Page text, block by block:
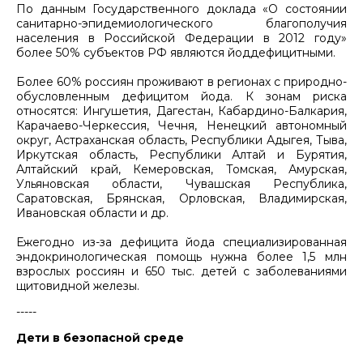
По данным Государственного доклада «О состоянии
санитарно-эпидемиологического благополучия
населения в Российской Федерации в 2012 году»
более 50% субъектов РФ являются йоддефицитными.
Более 60% россиян проживают в регионах с природно-
обусловленным дефицитом йода. К зонам риска
относятся: Ингушетия, Дагестан, Кабардино-Балкария,
Карачаево-Черкессия, Чечня, Ненецкий автономный
округ, Астраханская область, Республики Адыгея, Тыва,
Иркутская область, Республики Алтай и Бурятия,
Алтайский край, Кемеровская, Томская, Амурская,
Ульяновская области, Чувашская Республика,
Саратовская, Брянская, Орловская, Владимирская,
Ивановская области и др.
Ежегодно из-за дефицита йода специализированная
эндокринологическая помощь нужна более 1,5 млн
взрослых россиян и 650 тыс. детей с заболеваниями
щитовидной железы.
-----
Дети в безопасной среде